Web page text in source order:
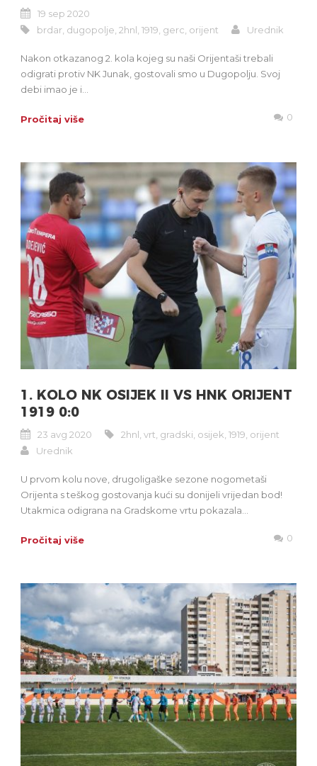
19 sep 2020
brdar dugopolje 2hnl 1919 gerc orijent Urednik
Nakon otkazanog 2. kola kojeg su naši Orijentaši trebali
odigrati protiv NK Junak, gostovali smo u Dugopolju. Svoj
debi imao je i...
Pročitaj više 0
1. KOLO NK OSIJEK II VS HNK ORIJENT
1919 0:0
23 avg 2020 2hnl vrt gradski osijek 1919 orijent
Urednik
U prvom kolu nove, drugoligaške sezone nogometaši
Orijenta s teškog gostovanja kući su donijeli vrijedan bod!
Utakmica odigrana na Gradskome vrtu pokazala...
Pročitaj više 0